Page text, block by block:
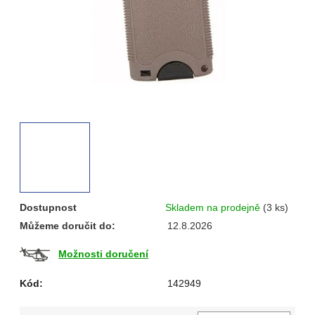
Dostupnost Skladem na prodejně (3 ks)
Můžeme doručit do:
12.8.2026
Možnosti doručení
Kód: 142949